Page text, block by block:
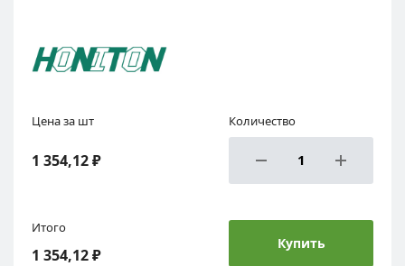
Цена за шт
1 354,12 ₽
Количество
Итого
1 354,12 ₽
Купить